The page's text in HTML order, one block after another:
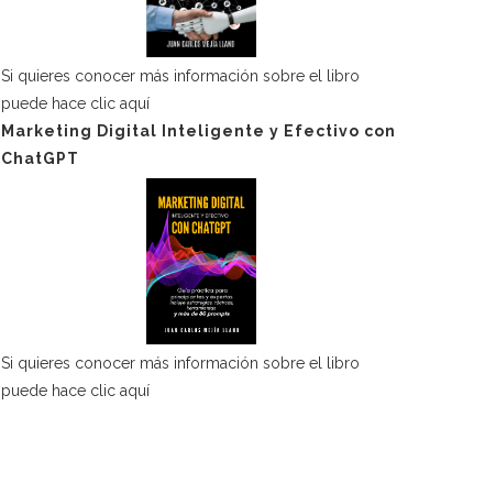
Si quieres conocer más información sobre el libro
puede hace clic aquí
Marketing Digital Inteligente y Efectivo con
ChatGPT
Si quieres conocer más información sobre el libro
puede hace clic aquí